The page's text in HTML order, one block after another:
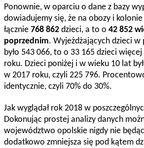
Ponownie, w oparciu o dane z bazy
dowiadujemy się, że na obozy i
łącznie 768 862 dzieci, a to o 42 852
poprzednim. Wyjeżdżających dzieci
było 543 066, to o 33 165 dzieci
roku. Dzieci poniżej i w wieku 10 lat
w 2017 roku, czyli 225 796.
identycznie, czyli 70% do 30%.
Jak wyglądał rok 2018 w
Dokonując prostej analizy danych
województwo opolskie nigdy nie
dodatkowo zmniejsza się pod kątem